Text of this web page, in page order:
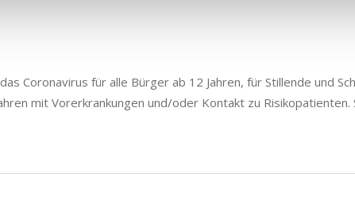
Coronavirus für alle Bürger ab 12 Jahren, für Stillende und
mit Vorerkrankungen und/oder Kontakt zu Risikopatienten.